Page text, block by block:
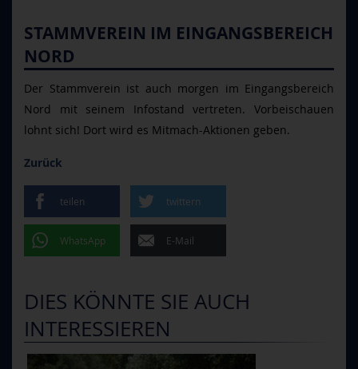
STAMMVEREIN IM EINGANGSBEREICH
NORD
Der Stammverein ist auch morgen im Eingangsbereich
Nord mit seinem Infostand vertreten. Vorbeischauen
lohnt sich! Dort wird es Mitmach-Aktionen geben.
Zurück
teilen twittern
WhatsApp E-Mail
DIES KÖNNTE SIE AUCH
INTERESSIEREN